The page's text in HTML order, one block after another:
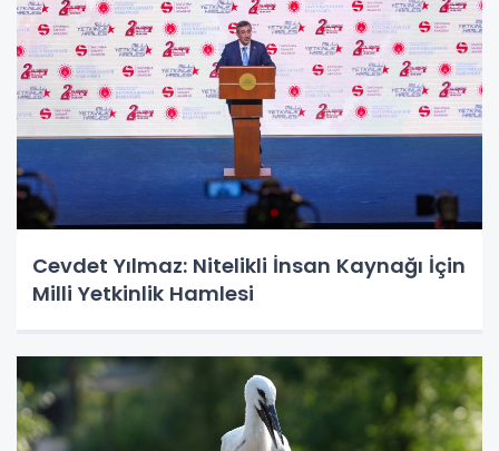
Cevdet Yılmaz: Nitelikli İnsan Kaynağı İçin
Milli Yetkinlik Hamlesi